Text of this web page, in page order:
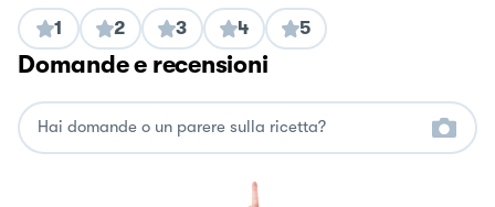
1 2 3 4 5
Domande e recensioni